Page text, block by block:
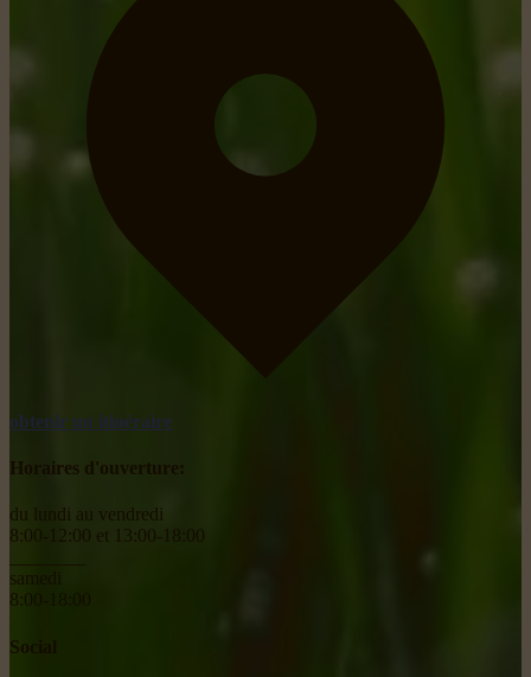
obtenir un itinéraire
Horaires d'ouverture:
du lundi au vendredi
8:00-12:00 et 13:00-18:00
samedi
8:00-18:00
Social